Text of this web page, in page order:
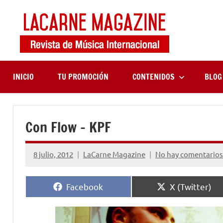
contenido
música
internacional
INICIO TU PROMOCIÓN CONTENIDOS BLOG
Con Flow – KPF
8 julio, 2012 LaCarne Magazine No hay comentarios
Compartir
en
Facebook
Compartir
en
X (Twitter)